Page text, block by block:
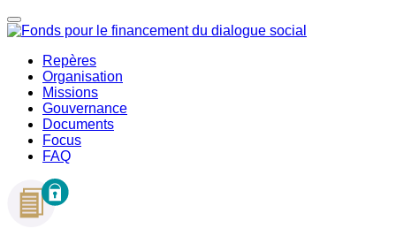
Repères
Organisation
Missions
Gouvernance
Documents
Focus
FAQ